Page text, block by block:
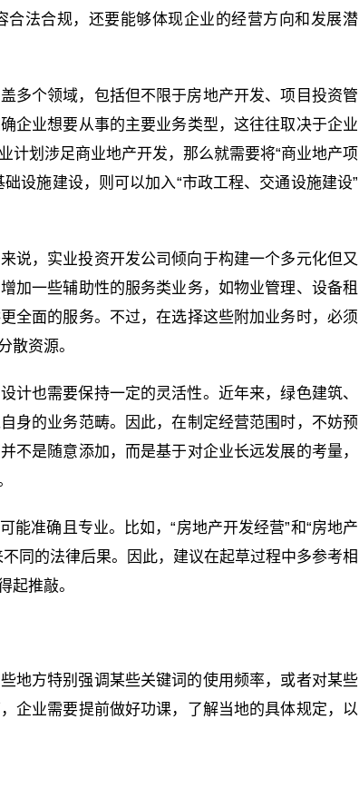
法合规，还要能够体现企业的经营方向和发展潜
多个领域，包括但不限于房地产开发、项目投资管
企业想要从事的主要业务类型，这往往取决于企业
计划涉足商业地产开发，那么就需要将“商业地产项
设施建设，则可以加入“市政工程、交通设施建设”
说，实业投资开发公司倾向于构建一个多元化但又
加一些辅助性的服务类业务，如物业管理、设备租
全面的服务。不过，在选择这些附加业务时，必须
散资源。
计也需要保持一定的灵活性。近年来，绿色建筑、
身的业务范畴。因此，在制定经营范围时，不妨预
不是随意添加，而是基于对企业长远发展的考量，
准确且专业。比如，“房地产开发经营”和“房地产
同的法律后果。因此，建议在起草过程中多参考相
起推敲。
地方特别强调某些关键词的使用频率，或者对某些
企业需要提前做好功课，了解当地的具体规定，以